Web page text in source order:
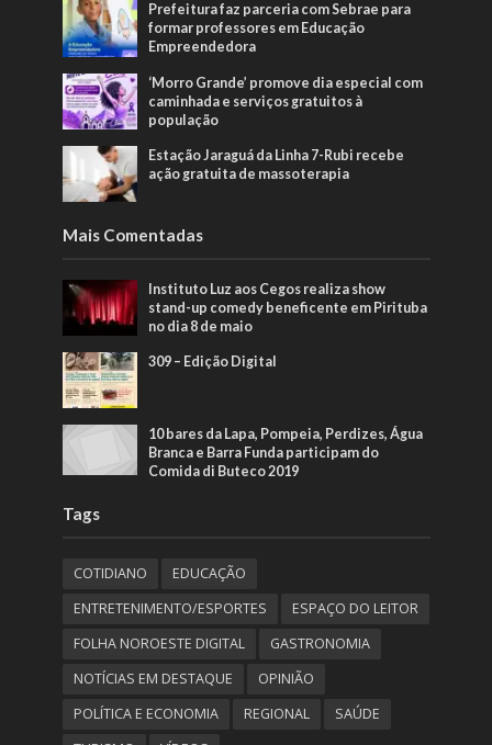
Prefeitura faz parceria com Sebrae para
formar professores em Educação
Empreendedora
‘Morro Grande’ promove dia especial com
caminhada e serviços gratuitos à
população
Estação Jaraguá da Linha 7-Rubi recebe
ação gratuita de massoterapia
Mais Comentadas
Instituto Luz aos Cegos realiza show
stand-up comedy beneficente em Pirituba
no dia 8 de maio
309 – Edição Digital
10 bares da Lapa, Pompeia, Perdizes, Água
Branca e Barra Funda participam do
Comida di Buteco 2019
Tags
COTIDIANO
EDUCAÇÃO
ENTRETENIMENTO/ESPORTES
ESPAÇO DO LEITOR
FOLHA NOROESTE DIGITAL
GASTRONOMIA
NOTÍCIAS EM DESTAQUE
OPINIÃO
POLÍTICA E ECONOMIA
REGIONAL
SAÚDE